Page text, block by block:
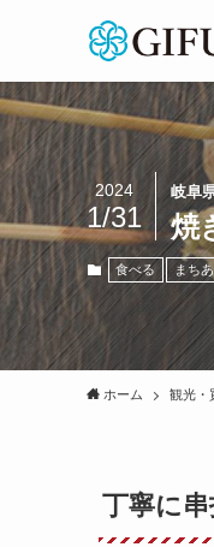
岐阜
焼
2024
1/31
食べる まち
ホーム 観光・
丁寧に